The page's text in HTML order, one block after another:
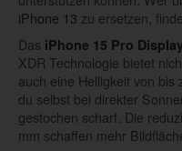
iPhone 13 zu ersetzen,
Das iPhone 15 Pro Display
XDR Technologie bietet
auch eine Helligkeit von bis
du selbst bei direkter
gestochen scharf. Die
mm schaffen mehr